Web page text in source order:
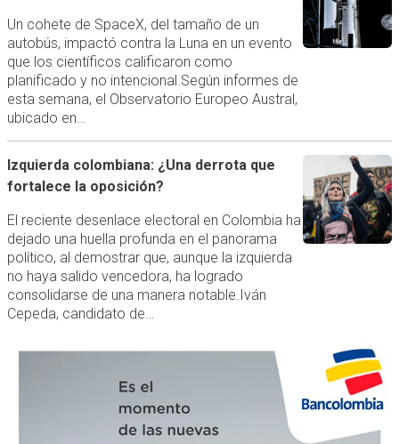
Un cohete de SpaceX, del tamaño de un
autobús, impactó contra la Luna en un evento
que los científicos calificaron como
planificado y no intencional.Según informes de
esta semana, el Observatorio Europeo Austral,
ubicado en…
Izquierda colombiana: ¿Una derrota que
fortalece la oposición?
El reciente desenlace electoral en Colombia ha
dejado una huella profunda en el panorama
político, al demostrar que, aunque la izquierda
no haya salido vencedora, ha logrado
consolidarse de una manera notable.Iván
Cepeda, candidato de…